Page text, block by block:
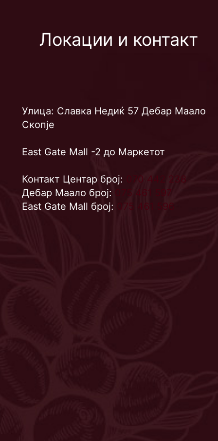
Локации и контакт
Улица: Славка Недиќ 57 Дебар Маало
Скопје
East Gate Mall -2 до Маркетот
Контакт Центар број:
070 442 238
Дебар Маало број: 075 461 597
East Gate Mall број: 075 461 596